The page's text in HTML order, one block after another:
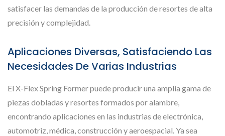
satisfacer las demandas de la producción de resortes de alta
precisión y complejidad.
Aplicaciones Diversas, Satisfaciendo Las
Necesidades De Varias Industrias
El X-Flex Spring Former puede producir una amplia gama de
piezas dobladas y resortes formados por alambre,
encontrando aplicaciones en las industrias de electrónica,
automotriz, médica, construcción y aeroespacial. Ya sea